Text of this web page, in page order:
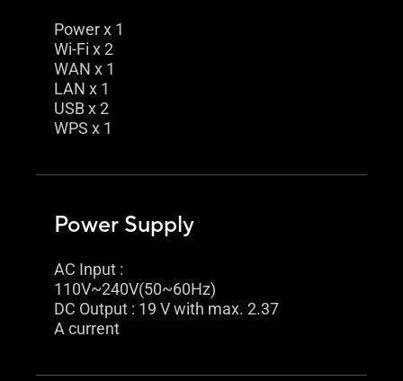
Power x 1
Wi-Fi x 2
WAN x 1
LAN x 1
USB x 2
WPS x 1
Power Supply
AC Input :
110V~240V(50~60Hz)
DC Output : 19 V with max. 2.37
A current